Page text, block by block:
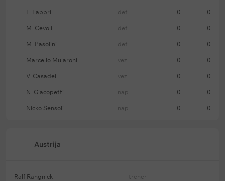
F. Fabbri def. 0 0
M. Cevoli def. 0 0
M. Pasolini def. 0 0
Marcello Mularoni vez. 0 0
V. Casadei vez. 0 0
N. Giacopetti nap. 0 0
Nicko Sensoli nap. 0 0
Austrija
Ralf Rangnick trener